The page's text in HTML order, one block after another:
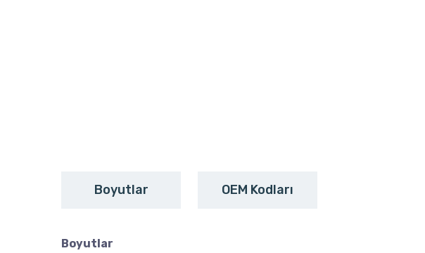
Boyutlar OEM Kodları
Boyutlar